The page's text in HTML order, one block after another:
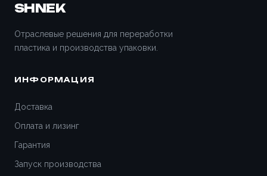
SHNEK
Отраслевые решения для переработки
пластика и производства упаковки.
ИНФОРМАЦИЯ
Доставка
Оплата и лизинг
Гарантия
Запуск производства